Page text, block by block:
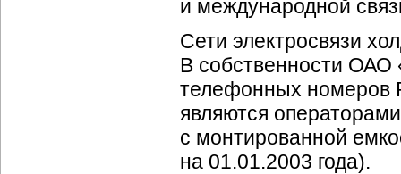
и международной
Сети электросвязи
В собственности ОАО
телефонных номеров
являются
с монтированной
на 01.01.2003 года).